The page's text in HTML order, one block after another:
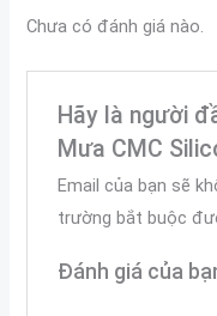
Chưa có đánh giá nào.
Hãy là người
Mưa CMC
Email của bạn sẽ
trường bắt buộc
Đánh giá của